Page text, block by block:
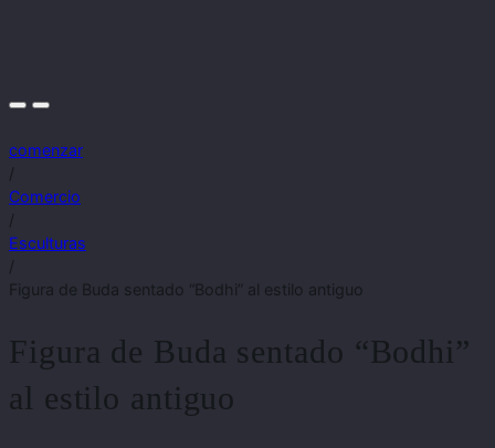
comenzar
/
Comercio
/
Esculturas
/
Figura de Buda sentado “Bodhi” al estilo antiguo
Figura de Buda sentado “Bodhi”
al estilo antiguo